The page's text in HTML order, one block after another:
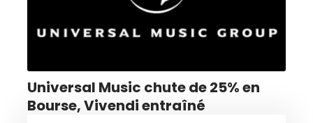
Universal Music chute de 25% en
Bourse, Vivendi entraîné